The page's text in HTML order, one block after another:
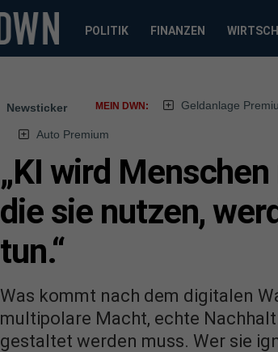
POLITIK FINANZEN
Newsticker MEIN DWN: Geldanlage
Auto Premium
„KI wird
die sie nutzen,
tun.“
Was kommt nach dem digitalen
multipolare Macht, echte
gestaltet werden muss. Wer sie